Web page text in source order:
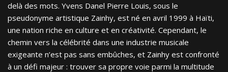
delà des mots. Yvens Danel Pierre Louis, sous le
pseudonyme artistique Zainhy, est né en avril 1999 à Haïti,
une nation riche en culture et en créativité. Cependant, le
chemin vers la célébrité dans une industrie musicale
exigeante n’est pas sans embûches, et Zainhy est confronté
à un défi majeur : trouver sa propre voie parmi la multitude